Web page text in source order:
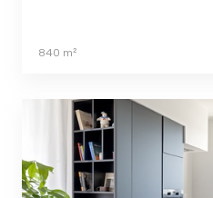
840 m²